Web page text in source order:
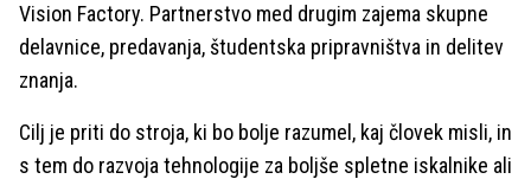
Vision Factory. Partnerstvo med drugim zajema skupne
delavnice, predavanja, študentska pripravništva in delitev
znanja.
Cilj je priti do stroja, ki bo bolje razumel, kaj človek misli, in
s tem do razvoja tehnologije za boljše spletne iskalnike ali